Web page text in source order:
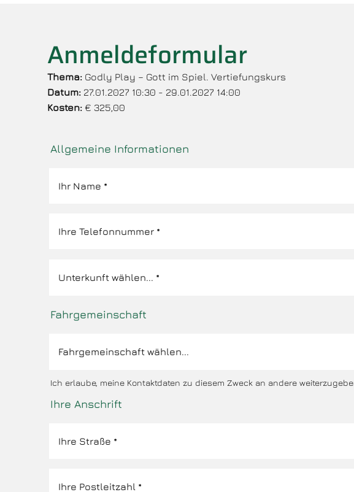
Anmeldeformular
Thema: Godly Play – Gott im Spiel. Vertiefungskurs
Datum: 27.01.2027 10:30 - 29.01.2027 14:00
Kosten: € 325,00
Allgemeine Informationen
Fahrgemeinschaft
Ich erlaube, meine Kontaktdaten zu diesem Zweck an andere
Ihre Anschrift